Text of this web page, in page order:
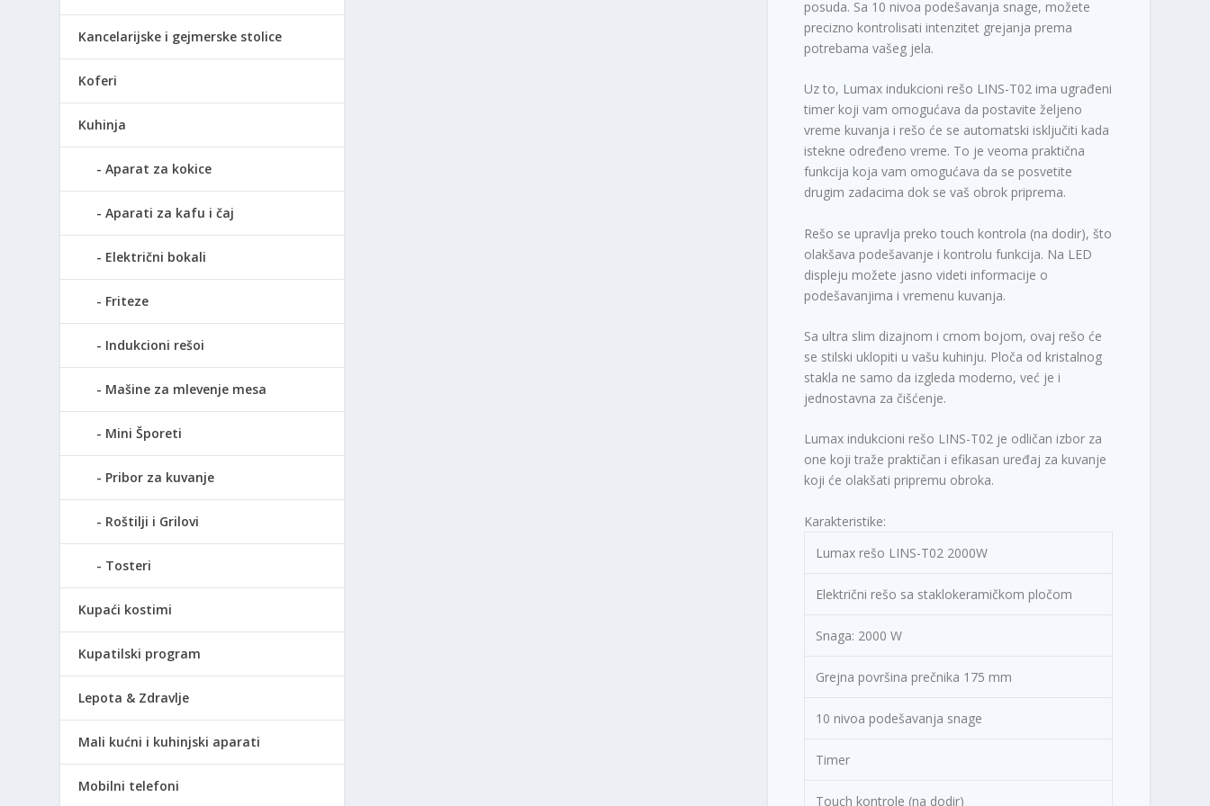
posuda. Sa 10 nivoa podešavanja snage, možete
precizno kontrolisati intenzitet grejanja prema
potrebama vašeg jela.
Uz to, Lumax indukcioni rešo LINS-T02 ima ugrađeni
timer koji vam omogućava da postavite željeno
vreme kuvanja i rešo će se automatski isključiti kada
istekne određeno vreme. To je veoma praktična
funkcija koja vam omogućava da se posvetite
drugim zadacima dok se vaš obrok priprema.
Rešo se upravlja preko touch kontrola (na dodir), što
olakšava podešavanje i kontrolu funkcija. Na LED
displeju možete jasno videti informacije o
podešavanjima i vremenu kuvanja.
Sa ultra slim dizajnom i crnom bojom, ovaj rešo će
se stilski uklopiti u vašu kuhinju. Ploča od kristalnog
stakla ne samo da izgleda moderno, već je i
jednostavna za čišćenje.
Lumax indukcioni rešo LINS-T02 je odličan izbor za
one koji traže praktičan i efikasan uređaj za kuvanje
koji će olakšati pripremu obroka.
Karakteristike:
Lumax rešo LINS-T02 2000W
Električni rešo sa staklokeramičkom pločom
Snaga: 2000 W
Grejna površina prečnika 175 mm
10 nivoa podešavanja snage
Timer
Touch kontrole (na dodir)
Kancelarijske i gejmerske stolice
Koferi
Kuhinja
Aparat za kokice
Aparati za kafu i čaj
Električni bokali
Friteze
Indukcioni rešoi
Mašine za mlevenje mesa
Mini Šporeti
Pribor za kuvanje
Roštilji i Grilovi
Tosteri
Kupaći kostimi
Kupatilski program
Lepota & Zdravlje
Mali kućni i kuhinjski aparati
Mobilni telefoni